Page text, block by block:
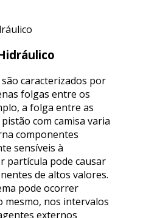
caracterizados por
folgas entre os
a folga entre as
com camisa varia
componentes
sensíveis à
partícula pode causar
de altos valores.
pode ocorrer
mesmo, nos intervalos
externos